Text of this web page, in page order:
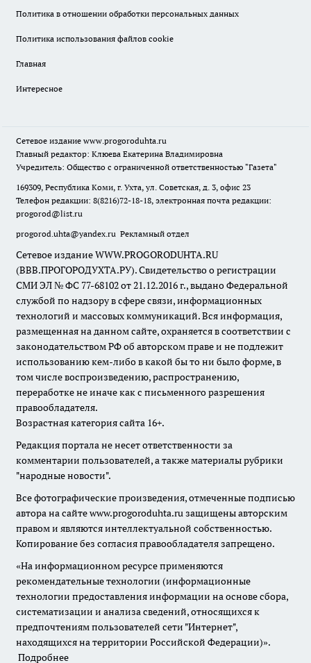
Политика в отношении обработки персональных данных
Политика использования файлов cookie
Главная
Интересное
Сетевое издание www.progoroduhta.ru
Главный редактор: Клюева Екатерина Владимировна
Учредитель: Общество с ограниченной ответственностью "Газета"
169309, Республика Коми, г. Ухта, ул. Советская, д. 3, офис 23
Телефон редакции: 8(8216)72-18-18, электронная почта редакции:
progorod@list.ru
progorod.uhta@yandex.ru Рекламный отдел
Сетевое издание WWW.PROGORODUHTA.RU
(ВВВ.ПРОГОРОДУХТА.РУ). Свидетельство о регистрации
СМИ ЭЛ № ФС 77-68102 от 21.12.2016 г., выдано Федеральной
службой по надзору в сфере связи, информационных
технологий и массовых коммуникаций. Вся информация,
размещенная на данном сайте, охраняется в соответствии с
законодательством РФ об авторском праве и не подлежит
использованию кем-либо в какой бы то ни было форме, в
том числе воспроизведению, распространению,
переработке не иначе как с письменного разрешения
правообладателя.
Возрастная категория сайта 16+.
Редакция портала не несет ответственности за
комментарии пользователей, а также материалы рубрики
"народные новости".
Все фотографические произведения, отмеченные подписью
автора на сайте www.progoroduhta.ru защищены авторским
правом и являются интеллектуальной собственностью.
Копирование без согласия правообладателя запрещено.
«На информационном ресурсе применяются
рекомендательные технологии (информационные
технологии предоставления информации на основе сбора,
систематизации и анализа сведений, относящихся к
предпочтениям пользователей сети "Интернет",
находящихся на территории Российской Федерации)».
Подробнее